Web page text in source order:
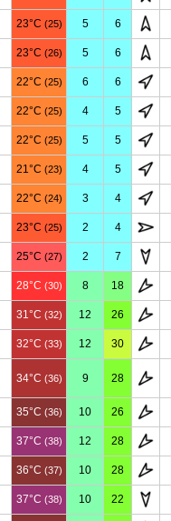
23°C (25) 5 6
23°C (26) 5 6
22°C (25) 6 6
22°C (25) 4 5
22°C (25) 5 5
21°C (23) 4 5
22°C (24) 3 4
23°C (25) 2 4
25°C (27) 2 7
28°C (30) 8 18
31°C (32) 12 26
32°C (33) 12 30
34°C (36) 9 28
35°C (36) 10 26
37°C (38) 12 28
36°C (37) 10 28
37°C (38) 10 22